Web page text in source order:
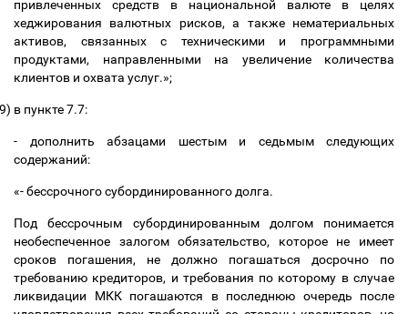
привлеченных средств в национальной валюте в целях
хеджирования валютных рисков, а также нематериальных
активов, связанных с техническими и программными
продуктами, направленными на увеличение количества
клиентов и охвата услуг.»;
в пункте 7.7:
- дополнить абзацами шестым и седьмым следующих
содержаний:
«- бессрочного субординированного долга.
Под бессрочным субординированным долгом понимается
необеспеченное залогом обязательство, которое не имеет
сроков погашения, не должно погашаться досрочно по
требованию кредиторов, и требования по которому в случае
ликвидации МКК погашаются в последнюю очередь после